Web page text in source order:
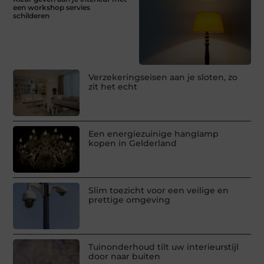
een workshop servies
schilderen
Verzekeringseisen aan je sloten, zo
zit het echt
Een energiezuinige hanglamp
kopen in Gelderland
Slim toezicht voor een veilige en
prettige omgeving
Tuinonderhoud tilt uw interieurstijl
door naar buiten